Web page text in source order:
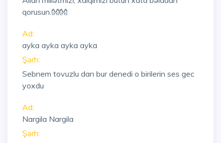
qorusun.👐👐
Ad:
ayka ayka ayka ayka
Şərh:
Sebnem tovuzlu dan bur denedi o birilerin ses gec
yoxdu
Ad:
Nargila Nargila
Şərh: